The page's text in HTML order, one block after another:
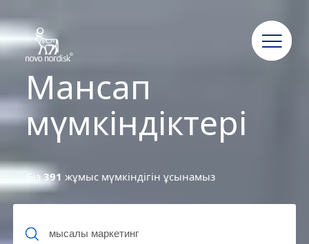
Мансап
мүмкіндіктері
Біз391 жұмыс мүмкіндігін ұсынамыз